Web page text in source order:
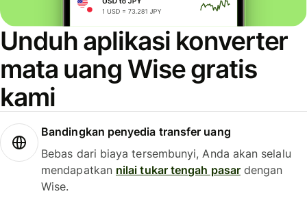
Unduh aplikasi konverter
mata uang Wise gratis
kami
Bandingkan penyedia transfer uang
Bebas dari biaya tersembunyi, Anda akan selalu
mendapatkan nilai tukar tengah pasardengan
Wise.